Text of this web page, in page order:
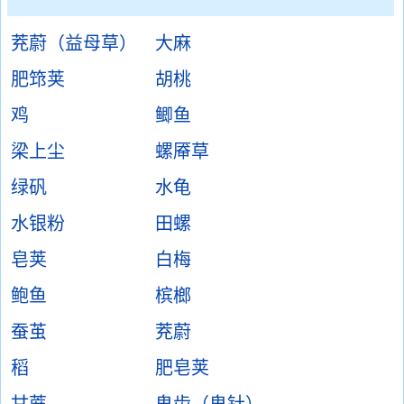
茺蔚（益母草）
大麻
肥筇荚
胡桃
鸡
鲫鱼
梁上尘
螺厣草
绿矾
水龟
水银粉
田螺
皂荚
白梅
鲍鱼
槟榔
蚕茧
茺蔚
稻
肥皂荚